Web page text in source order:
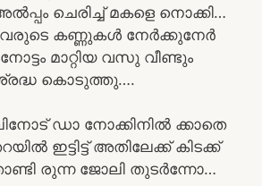
ചെരിച്ച് മകളെ നൊക്കി…
കണ്ണുകൾ നേർക്കുനേർ
മാറ്റിയ വസു വീണ്ടും
കൊടുത്തു….
ഡാ നോക്കിനിൽ ക്കാതെ
ഇട്ടിട്ട് അതിലേക്ക് കിടക്ക്
രുന്ന ജോലി തുടർന്നോ…